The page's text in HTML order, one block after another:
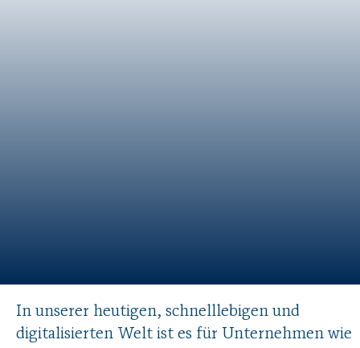
In unserer heutigen, schnelllebigen und
digitalisierten Welt ist es für Unternehmen wie